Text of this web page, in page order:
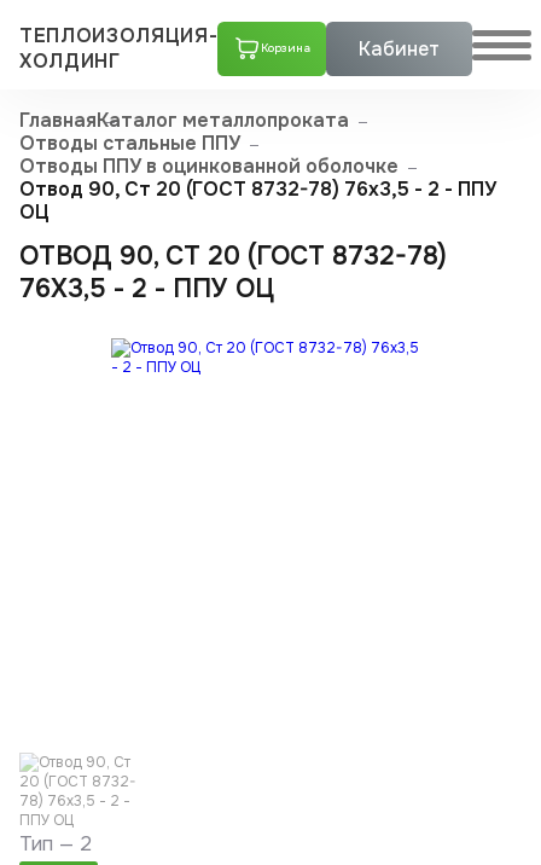
ТЕПЛОИЗОЛЯЦИЯ-
ХОЛДИНГ
Корзина Кабинет
ГлавнаяКаталог металлопроката
Отводы стальные ППУ
Отводы ППУ в оцинкованной оболочке
Отвод 90, Ст 20 (ГОСТ 8732-78) 76x3,5 - 2 - ППУ
ОЦ
ОТВОД 90, СТ 20 (ГОСТ 8732-78)
76X3,5 - 2 - ППУ ОЦ
Тип — 2